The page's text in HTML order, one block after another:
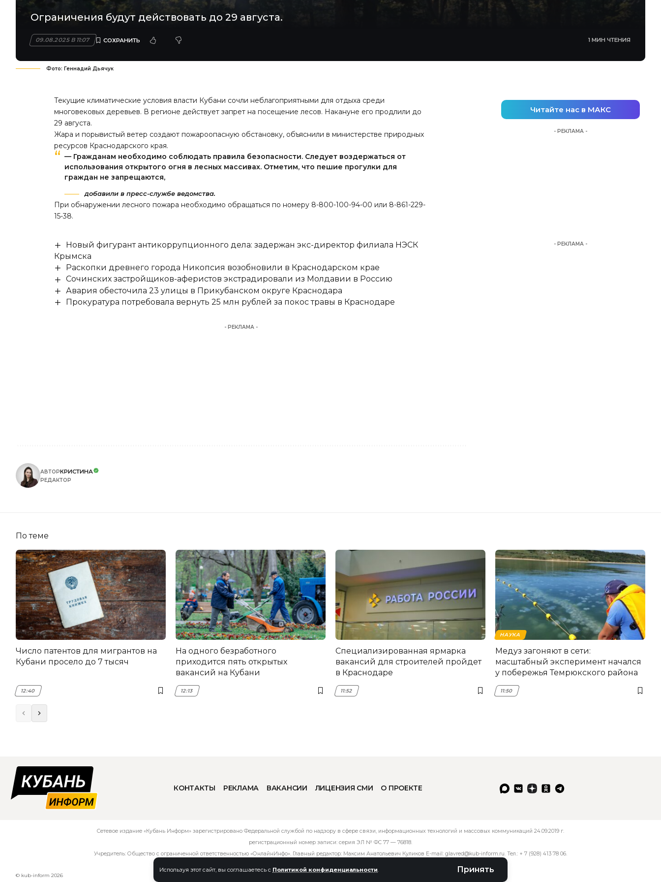
Используя этот сайт, вы соглашаетесь с Политикой конфиденциальности Принять
Ограничения будут действовать до 29 августа.
09.08.2025 В 11:07 1 МИН ЧТЕНИЯ
Фото: Геннадий Дьячук
Текущие климатические условия власти Кубани сочли неблагоприятными для отдыха среди
многовековых деревьев. В регионе действует запрет на посещение лесов. Накануне его продлили до
29 августа.
Жара и порывистый ветер создают пожароопасную обстановку, объяснили в министерстве природных
ресурсов Краснодарского края.
— Гражданам необходимо соблюдать правила безопасности. Следует воздержаться от
использования открытого огня в лесных массивах. Отметим, что пешие прогулки для
граждан не запрещаются,
добавили в пресс-службе ведомства.
При обнаружении лесного пожара необходимо обращаться по номеру 8-800-100-94-00 или 8-861-229-
15-38.
Новый фигурант антикоррупционного дела: задержан экс-директор филиала НЭСК
Крымска
Раскопки древнего города Никопсия возобновили в Краснодарском крае
Сочинских застройщиков-аферистов экстрадировали из Молдавии в Россию
Авария обесточила 23 улицы в Прикубанском округе Краснодара
Прокуратура потребовала вернуть 25 млн рублей за покос травы в Краснодаре
- РЕКЛАМА -
АВТОРКРИСТИНА
РЕДАКТОР
Читайте нас в МАКС
- РЕКЛАМА -
- РЕКЛАМА -
По теме
Число патентов для мигрантов на
Кубани просело до 7 тысяч
12:40
На одного безработного
приходится пять открытых
вакансий на Кубани
12:13
Специализированная ярмарка
вакансий для строителей пройдет
в Краснодаре
11:52
НАУКА
Медуз загоняют в сети:
масштабный эксперимент начался
у побережья Темрюкского района
11:50
КОНТАКТЫ РЕКЛАМА ВАКАНСИИ ЛИЦЕНЗИЯ СМИ О ПРОЕКТЕ
Сетевое издание «Кубань Информ» зарегистрировано Федеральной службой по надзору в сфере связи, информационных технологий и массовых коммуникаций 24.09.2019 г.
регистрационный номер записи: серия ЭЛ № ФС 77 — 76818.
Учредитель: Общество с ограниченной ответственностью «ОнлайнИнфо». Главный редактор: Максим Анатольевич Куликов E-mail: glavred@kub-inform.ru. Тел.: + 7 (928) 413 78 06.
© kub-inform 2026